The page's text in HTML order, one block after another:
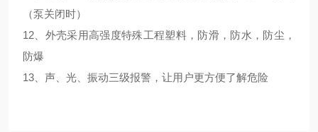
（泵关闭时）
12、 外壳采用高强度特殊工程塑料，防滑，防水，防尘，
防爆
13、声、光、振动三级报警，让用户更方便了解危险